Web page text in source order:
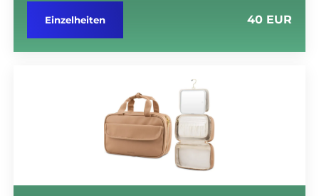
Einzelheiten 40 EUR